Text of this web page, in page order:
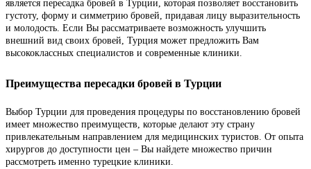
является пересадка бровей в Турции, которая позволяет восстановить
густоту, форму и симметрию бровей, придавая лицу выразительность
и молодость. Если Вы рассматриваете возможность улучшить
внешний вид своих бровей, Турция может предложить Вам
высококлассных специалистов и современные клиники.
Преимущества пересадки бровей в Турции
Выбор Турции для проведения процедуры по восстановлению бровей
имеет множество преимуществ, которые делают эту страну
привлекательным направлением для медицинских туристов. От опыта
хирургов до доступности цен – Вы найдете множество причин
рассмотреть именно турецкие клиники.